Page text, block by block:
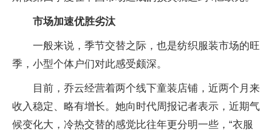
市场加速优胜劣汰
一般来说，季节交替之际，也是纺织服装市场的旺
季，小型个体户们对此感受颇深。
目前，乔云经营着两个线下童装店铺，近两个月来
收入稳定、略有增长。她向时代周报记者表示，近期气
候变化大，冷热交替的感觉比往年更分明一些，“衣服